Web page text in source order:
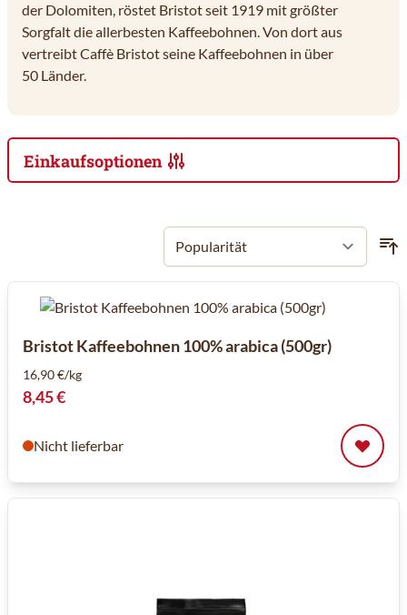
der Dolomiten, röstet Bristot seit 1919 mit größter
Sorgfalt die allerbesten Kaffeebohnen. Von dort aus
vertreibt Caffè Bristot seine Kaffeebohnen in über
50 Länder.
Einkaufsoptionen
Bristot Kaffeebohnen 100% arabica (500gr)
16,90 €/kg
8,45 €
Nicht lieferbar